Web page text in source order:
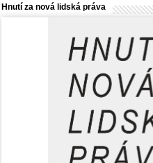
Hnutí za nová lidská práva